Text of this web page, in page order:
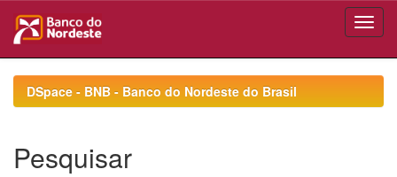
navigationDSpace - BNB - Banco do Nordeste do Brasil
Pesquisar